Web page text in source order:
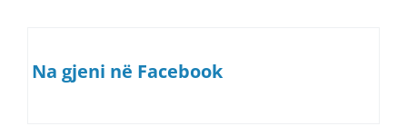
Na gjeni në Facebook